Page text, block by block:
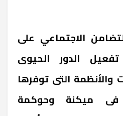
الاجتماعي على
الدور الحيوى
والأنظمة التى توفرها
فى ميكنة وحوكمة